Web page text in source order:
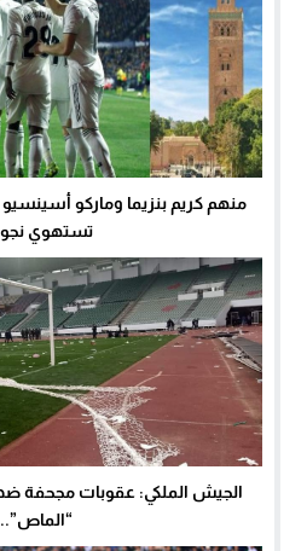
منهم كريم بنزيما وماركو
تستهوي
الجيش الملكي: عقوبات مجحفة